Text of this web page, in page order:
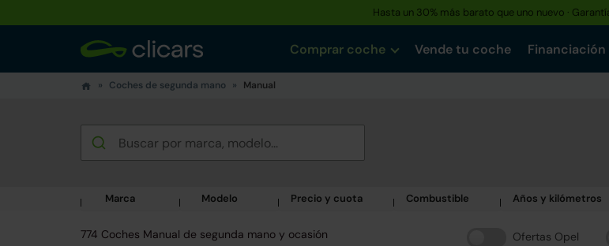
Reserva tu coche hoy · Entrega en 24h a
Comprar coche Vende tu coche Financiación
Coches de segunda mano Manual
Marca Modelo Precio y cuota Combustible Años y kilómetros
Ofertas Opel
774 Coches Manual de segunda mano y ocasión